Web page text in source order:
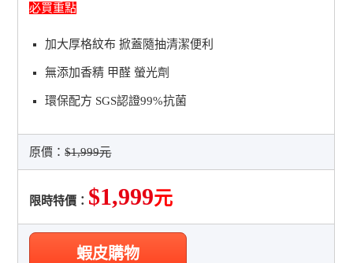
必買重點
加大厚格紋布 掀蓋隨抽清潔便利
無添加香精 甲醛 螢光劑
環保配方 SGS認證99%抗菌
原價：$1,999元
限時特價： $1,999元
蝦皮購物